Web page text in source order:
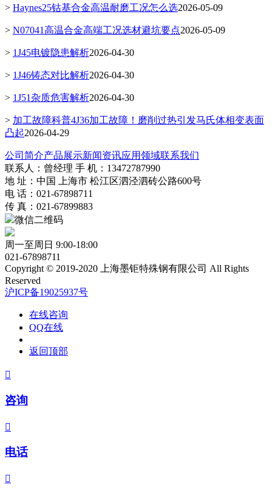
> Haynes25钴基合金高温耐磨工况怎么选2026-05-09
> N07041高温合金高端工况选材避坑要点2026-05-09
> 1J45电镀隐患解析2026-04-30
> 1J46铸态对比解析2026-04-30
> 1J51杂质危害解析2026-04-30
> 加工故障科普4J36加工故障！磨削过热引发马氏体相变表面
凸起2026-04-29
公司简介产品展示新闻资讯应用领域联系我们
联系人：曾经理 手 机：13472787990
地 址：中国 上海市 松江区泗泾泗砖公路600号
电 话：021-67898711
传 真：021-67899883
微信二维码
周一至周日 9:00-18:00
021-67898711
Copyright © 2019-2020 上海墨钜特殊钢有限公司 All Rights
Reserved
沪ICP备19025937号
在线咨询
QQ在线
返回顶部

咨询

电话
